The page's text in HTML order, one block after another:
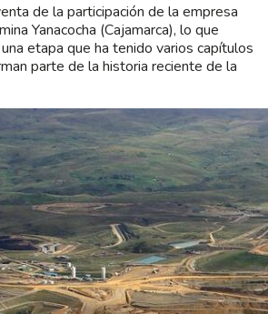
de la participación de la empresa
Yanacocha (Cajamarca), lo que
etapa que ha tenido varios capítulos
parte de la historia reciente de la